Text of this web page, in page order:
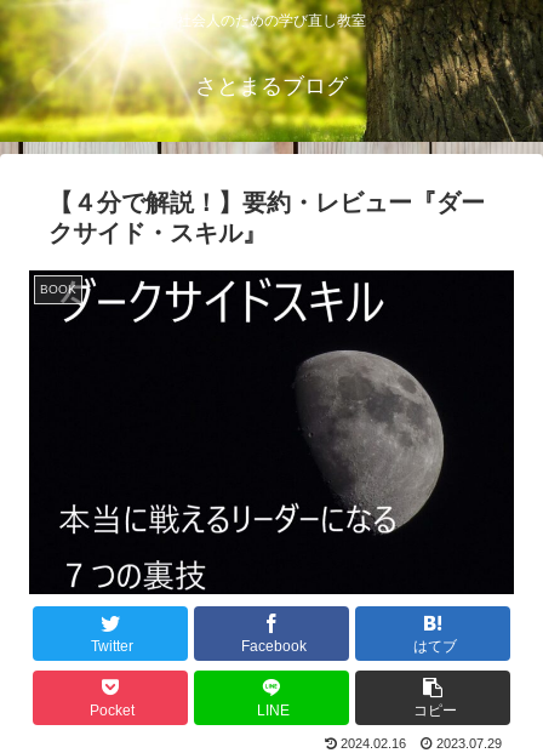
社会人のための学び直し教室
さとまるブログ
【４分で解説！】要約・レビュー『ダー
クサイド・スキル』
BOOK
Twitter Facebook はてブ
Pocket LINE コピー
2024.02.16 2023.07.29